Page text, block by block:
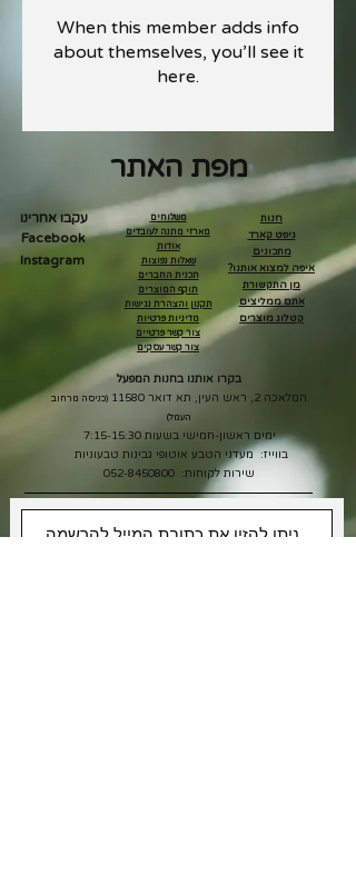
When this member adds info
about themselves, you’ll see it
here.
מפת האתר
משלוחים
מארזי מתנה לעובדים
אודות
שאלות נפוצות
תכנית החברים
תוקף המוצרים
תקנון והצהרת נגישות
מדיניות פרטיות
צור קשר פרטיים
צור קשר עסקים
חנות
גיפט קארד
מתכונים
איפה למצוא אותנו?
מן התקשורת
אתם ממליצים
קטלוג מוצרים
עקבו אחרינו
Facebook
Instagram
בקרו אותנו בחנות המפעל
המלאכה 2, ראש העין, תא דואר 11580
(כניסה מרחוב
העמל)
ימים ראשון-חמישי בשעות 7:15-15:30
בווייז: מעדני הטבע אוטופי גבינות טבעוניות
שירות לקוחות: 052-8450800